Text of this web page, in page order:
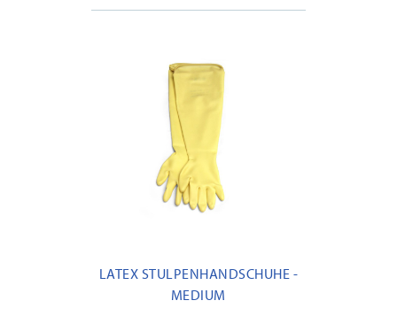
LATEX STULPENHANDSCHUHE -
MEDIUM